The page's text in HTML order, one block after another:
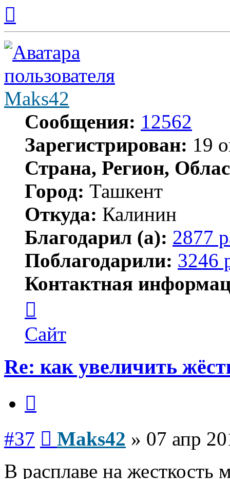
началу
Maks42
Сообщения: 12562
Зарегистрирован: 19
Страна, Регион,
Город: Ташкент
Откуда: Калинин
Благодарил (а): 2877
Поблагодарили: 3246
Контактная
пользователя
Maks42
Сайт
Re: как увеличить
#37 Maks42 » 07 апр
В расплаве на жесткость